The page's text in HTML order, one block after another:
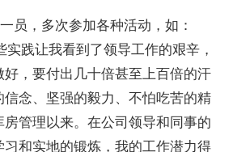
员，多次参加各种活动，如：
践让我看到了领导工作的艰辛，
，要付出几十倍甚至上百倍的汗
信念、坚强的毅力、不怕吃苦的精
管理以来。在公司领导和同事的
和实地的锻炼，我的工作潜力得